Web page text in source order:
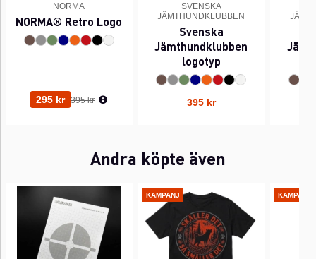
NORMA
NORMA® Retro Logo
295 kr Ordinarie pris:
395 kr
SVENSKA
JÄMTHUNDKLUBBEN
Svenska
Jämthundklubben
logotyp
395 kr
Andra köpte även
KAMPANJ KAMPANJ